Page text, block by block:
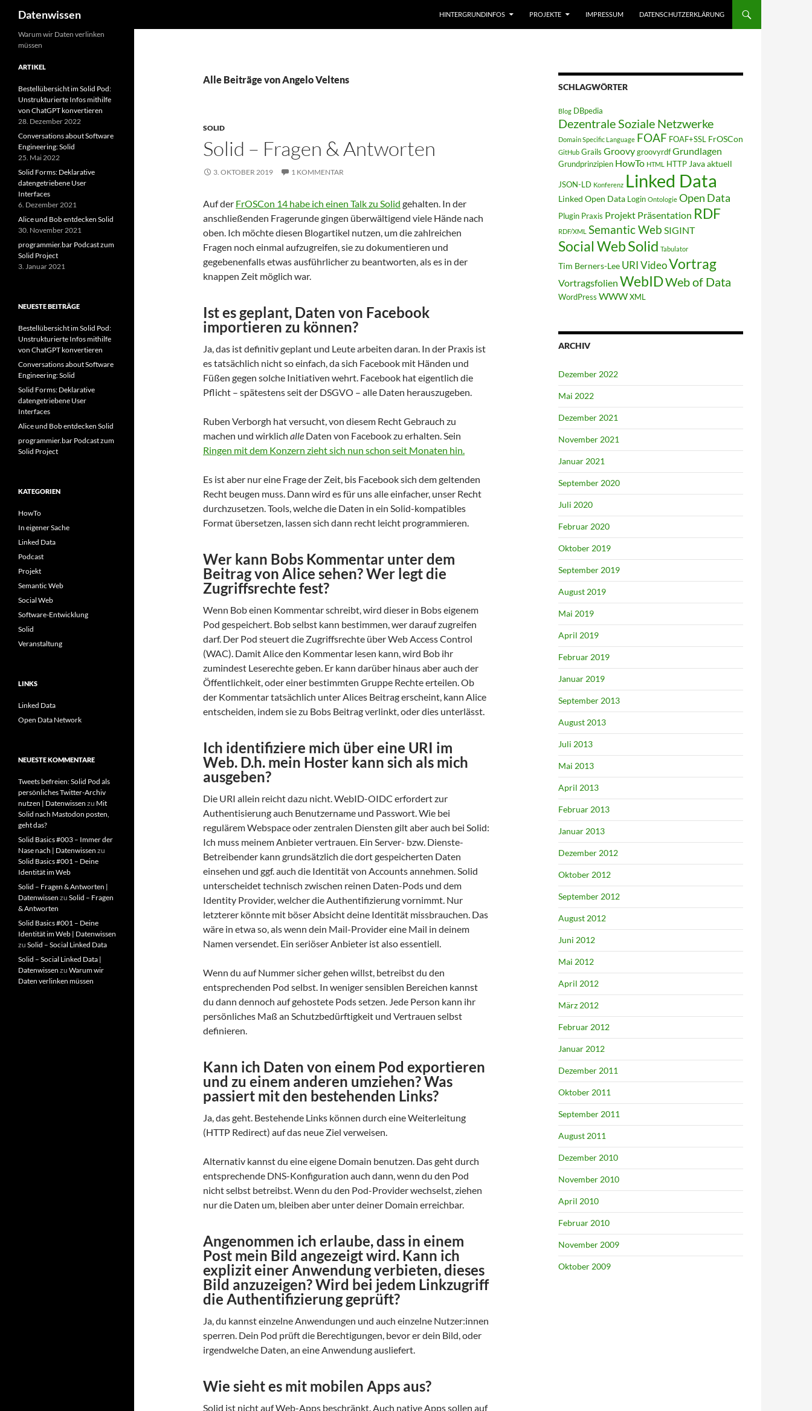
Zum
Inhalt
springen
Datenwissen HINTERGRUNDINFOS PROJEKTE IMPRESSUM DATENSCHUTZERKLÄRUNG
Alle Beiträge von Angelo Veltens
SOLID
Solid – Fragen & Antworten
3. OKTOBER 2019 1 KOMMENTAR
Auf der FrOSCon 14 habe ich einen Talk zu Solid gehalten. In der
anschließenden Fragerunde gingen überwältigend viele Hände nach
oben. Ich möchte diesen Blogartikel nutzen, um die zahlreichen
Fragen noch einmal aufzugreifen, sie zu dokumentieren und
gegebenenfalls etwas ausführlicher zu beantworten, als es in der
knappen Zeit möglich war.
Ist es geplant, Daten von Facebook
importieren zu können?
Ja, das ist definitiv geplant und Leute arbeiten daran. In der Praxis ist
es tatsächlich nicht so einfach, da sich Facebook mit Händen und
Füßen gegen solche Initiativen wehrt. Facebook hat eigentlich die
Pflicht – spätestens seit der DSGVO – alle Daten herauszugeben.
Ruben Verborgh hat versucht, von diesem Recht Gebrauch zu
machen und wirklich alle Daten von Facebook zu erhalten. Sein
Ringen mit dem Konzern zieht sich nun schon seit Monaten hin.
Es ist aber nur eine Frage der Zeit, bis Facebook sich dem geltenden
Recht beugen muss. Dann wird es für uns alle einfacher, unser Recht
durchzusetzen. Tools, welche die Daten in ein Solid-kompatibles
Format übersetzen, lassen sich dann recht leicht programmieren.
Wer kann Bobs Kommentar unter dem
Beitrag von Alice sehen? Wer legt die
Zugriffsrechte fest?
Wenn Bob einen Kommentar schreibt, wird dieser in Bobs eigenem
Pod gespeichert. Bob selbst kann bestimmen, wer darauf zugreifen
darf. Der Pod steuert die Zugriffsrechte über Web Access Control
(WAC). Damit Alice den Kommentar lesen kann, wird Bob ihr
zumindest Leserechte geben. Er kann darüber hinaus aber auch der
Öffentlichkeit, oder einer bestimmten Gruppe Rechte erteilen. Ob
der Kommentar tatsächlich unter Alices Beitrag erscheint, kann Alice
entscheiden, indem sie zu Bobs Beitrag verlinkt, oder dies unterlässt.
Ich identifiziere mich über eine URI im
Web. D.h. mein Hoster kann sich als mich
ausgeben?
Die URI allein reicht dazu nicht. WebID-OIDC erfordert zur
Authentisierung auch Benutzername und Passwort. Wie bei
regulärem Webspace oder zentralen Diensten gilt aber auch bei Solid:
Ich muss meinem Anbieter vertrauen. Ein Server- bzw. Dienste-
Betreibender kann grundsätzlich die dort gespeicherten Daten
einsehen und ggf. auch die Identität von Accounts annehmen. Solid
unterscheidet technisch zwischen reinen Daten-Pods und dem
Identity Provider, welcher die Authentifizierung vornimmt. Nur
letzterer könnte mit böser Absicht deine Identität missbrauchen. Das
wäre in etwa so, als wenn dein Mail-Provider eine Mail in deinem
Namen versendet. Ein seriöser Anbieter ist also essentiell.
Wenn du auf Nummer sicher gehen willst, betreibst du den
entsprechenden Pod selbst. In weniger sensiblen Bereichen kannst
du dann dennoch auf gehostete Pods setzen. Jede Person kann ihr
persönliches Maß an Schutzbedürftigkeit und Vertrauen selbst
definieren.
Kann ich Daten von einem Pod exportieren
und zu einem anderen umziehen? Was
passiert mit den bestehenden Links?
Ja, das geht. Bestehende Links können durch eine Weiterleitung
(HTTP Redirect) auf das neue Ziel verweisen.
Alternativ kannst du eine eigene Domain benutzen. Das geht durch
entsprechende DNS-Konfiguration auch dann, wenn du den Pod
nicht selbst betreibst. Wenn du den Pod-Provider wechselst, ziehen
nur die Daten um, bleiben aber unter deiner Domain erreichbar.
Angenommen ich erlaube, dass in einem
Post mein Bild angezeigt wird. Kann ich
explizit einer Anwendung verbieten, dieses
Bild anzuzeigen? Wird bei jedem Linkzugriff
die Authentifizierung geprüft?
Ja, du kannst einzelne Anwendungen und auch einzelne Nutzer:innen
sperren. Dein Pod prüft die Berechtigungen, bevor er dein Bild, oder
irgendwelche Daten, an eine Anwendung ausliefert.
Wie sieht es mit mobilen Apps aus?
Solid ist nicht auf Web-Apps beschränkt. Auch native Apps sollen auf
SCHLAGWÖRTER
Blog DBpedia
Dezentrale Soziale Netzwerke
Domain Specific Language FOAF FOAF+SSL FrOSCon
GitHub Grails GroovygroovyrdfGrundlagen
Grundprinzipien HowTo HTML HTTP Java aktuell
JSON-LD Konferenz Linked Data
Linked Open Data Login Ontologie Open Data
Plugin Praxis Projekt Präsentation RDF
RDF/XML Semantic Web SIGINT
Social WebSolid Tabulator
Tim Berners-Lee URIVideoVortrag
Vortragsfolien WebIDWeb of Data
WordPress WWWXML
ARCHIV
Dezember 2022
Mai 2022
Dezember 2021
November 2021
Januar 2021
September 2020
Juli 2020
Februar 2020
Oktober 2019
September 2019
August 2019
Mai 2019
April 2019
Februar 2019
Januar 2019
September 2013
August 2013
Juli 2013
Mai 2013
April 2013
Februar 2013
Januar 2013
Dezember 2012
Oktober 2012
September 2012
August 2012
Juni 2012
Mai 2012
April 2012
März 2012
Februar 2012
Januar 2012
Dezember 2011
Oktober 2011
September 2011
August 2011
Dezember 2010
November 2010
April 2010
Februar 2010
November 2009
Oktober 2009
Warum wir Daten verlinken
müssen
ARTIKEL
Bestellübersicht im Solid Pod:
Unstrukturierte Infos mithilfe
von ChatGPT konvertieren
28. Dezember 2022
Conversations about Software
Engineering: Solid
25. Mai 2022
Solid Forms: Deklarative
datengetriebene User
Interfaces
6. Dezember 2021
Alice und Bob entdecken Solid
30. November 2021
programmier.bar Podcast zum
Solid Project
3. Januar 2021
NEUESTE BEITRÄGE
Bestellübersicht im Solid Pod:
Unstrukturierte Infos mithilfe
von ChatGPT konvertieren
Conversations about Software
Engineering: Solid
Solid Forms: Deklarative
datengetriebene User
Interfaces
Alice und Bob entdecken Solid
programmier.bar Podcast zum
Solid Project
KATEGORIEN
HowTo
In eigener Sache
Linked Data
Podcast
Projekt
Semantic Web
Social Web
Software-Entwicklung
Solid
Veranstaltung
LINKS
Linked Data
Open Data Network
NEUESTE KOMMENTARE
Tweets befreien: Solid Pod als
persönliches Twitter-Archiv
nutzen | Datenwissen zu Mit
Solid nach Mastodon posten,
geht das?
Solid Basics #003 – Immer der
Nase nach | Datenwissen zu
Solid Basics #001 – Deine
Identität im Web
Solid – Fragen & Antworten |
Datenwissen zu Solid – Fragen
& Antworten
Solid Basics #001 – Deine
Identität im Web | Datenwissen
zu Solid – Social Linked Data
Solid – Social Linked Data |
Datenwissen zu Warum wir
Daten verlinken müssen